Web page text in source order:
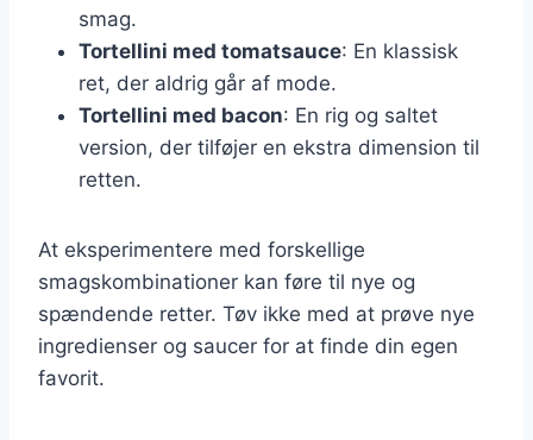
smag.
Tortellini med tomatsauce: En klassisk
ret, der aldrig går af mode.
Tortellini med bacon: En rig og saltet
version, der tilføjer en ekstra dimension til
retten.
At eksperimentere med forskellige
smagskombinationer kan føre til nye og
spændende retter. Tøv ikke med at prøve nye
ingredienser og saucer for at finde din egen
favorit.